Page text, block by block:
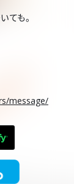
ても。
message/